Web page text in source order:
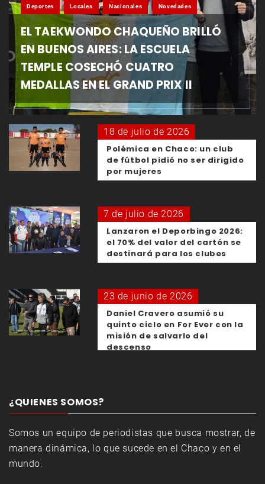
Deportes Locales Nacionales Novedades
EL TAEKWONDO CHAQUEÑO BRILLÓ
EN BUENOS AIRES: LA ESCUELA
TEMPLE COSECHÓ CUATRO
MEDALLAS EN EL GRAND PRIX II
18 de julio de 2026
Polémica en Chaco: un club
de fútbol pidió no ser dirigido
por mujeres
7 de julio de 2026
Lanzaron el Deporbingo 2026:
el 70% del valor del cartón se
destinará para los clubes
23 de junio de 2026
Daniel Cravero asumió su
quinto ciclo en For Ever con la
misión de salvarlo del
descenso
¿QUIENES SOMOS?
Somos un equipo de periodistas que busca mostrar, de
manera dinámica, lo que sucede en el Chaco y en el
mundo.